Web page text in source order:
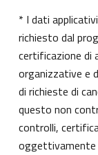
* I dati
richiesto dal
certificazione
organizzative e
di richieste di
questo non
controlli,
oggettivamente